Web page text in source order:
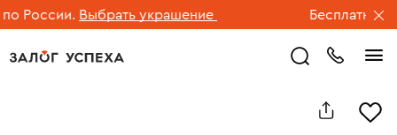
России. Выбрать украшение Бесплатная